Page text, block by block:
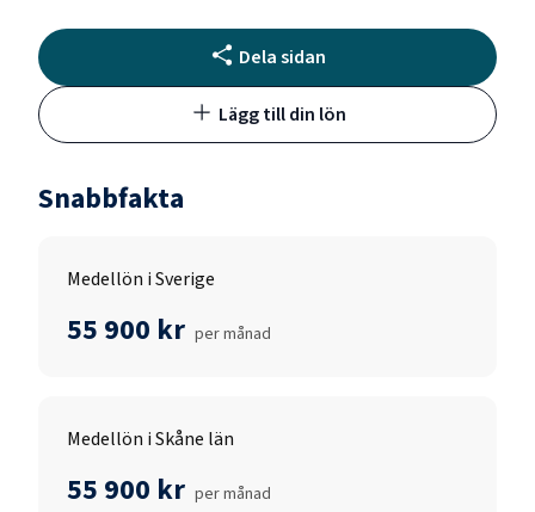
Dela sidan
Lägg till din lön
Snabbfakta
Medellön i Sverige
55 900 kr per månad
Medellön i Skåne län
55 900 kr per månad